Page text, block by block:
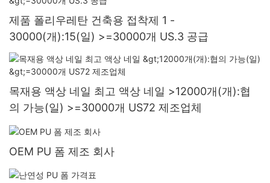
제품 폴리우레탄 건축용 접착제 1 -
30000(개):15(일) >=30000개 US.3 공급
목재용 액상 네일 최고 액상 네일 >12000개(개):협
의 가능(일) >=30000개 US72 제조업체
OEM PU 폼 제조 회사